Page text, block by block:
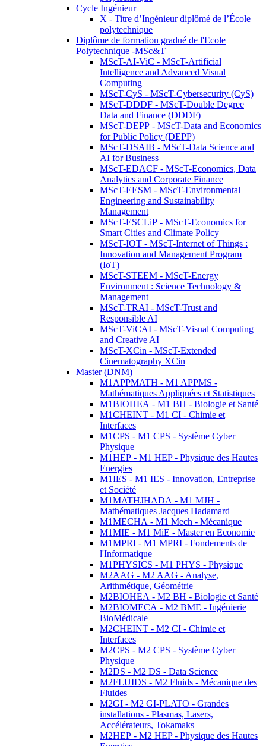
Cycle Ingénieur
X - Titre d’Ingénieur diplômé de l’École
polytechnique
Diplôme de formation gradué de l'Ecole
Polytechnique -MSc&T
MScT-AI-ViC - MScT-Artificial
Intelligence and Advanced Visual
Computing
MScT-CyS - MScT-Cybersecurity (CyS)
MScT-DDDF - MScT-Double Degree
Data and Finance (DDDF)
MScT-DEPP - MScT-Data and Economics
for Public Policy (DEPP)
MScT-DSAIB - MScT-Data Science and
AI for Business
MScT-EDACF - MScT-Economics, Data
Analytics and Corporate Finance
MScT-EESM - MScT-Environmental
Engineering and Sustainability
Management
MScT-ESCLiP - MScT-Economics for
Smart Cities and Climate Policy
MScT-IOT - MScT-Internet of Things :
Innovation and Management Program
(IoT)
MScT-STEEM - MScT-Energy
Environment : Science Technology &
Management
MScT-TRAI - MScT-Trust and
Responsible AI
MScT-ViCAI - MScT-Visual Computing
and Creative AI
MScT-XCin - MScT-Extended
Cinematography XCin
Master (DNM)
M1APPMATH - M1 APPMS -
Mathématiques Appliquées et Statistiques
M1BIOHEA - M1 BH - Biologie et Santé
M1CHEINT - M1 CI - Chimie et
Interfaces
M1CPS - M1 CPS - Système Cyber
Physique
M1HEP - M1 HEP - Physique des Hautes
Energies
M1IES - M1 IES - Innovation, Entreprise
et Société
M1MATHJHADA - M1 MJH -
Mathématiques Jacques Hadamard
M1MECHA - M1 Mech - Mécanique
M1MIE - M1 MiE - Master en Economie
M1MPRI - M1 MPRI - Fondements de
l'Informatique
M1PHYSICS - M1 PHYS - Physique
M2AAG - M2 AAG - Analyse,
Arithmétique, Géométrie
M2BIOHEA - M2 BH - Biologie et Santé
M2BIOMECA - M2 BME - Ingénierie
BioMédicale
M2CHEINT - M2 CI - Chimie et
Interfaces
M2CPS - M2 CPS - Système Cyber
Physique
M2DS - M2 DS - Data Science
M2FLUIDS - M2 Fluids - Mécanique des
Fluides
M2GI - M2 GI-PLATO - Grandes
installations - Plasmas, Lasers,
Accélérateurs, Tokamaks
M2HEP - M2 HEP - Physique des Hautes